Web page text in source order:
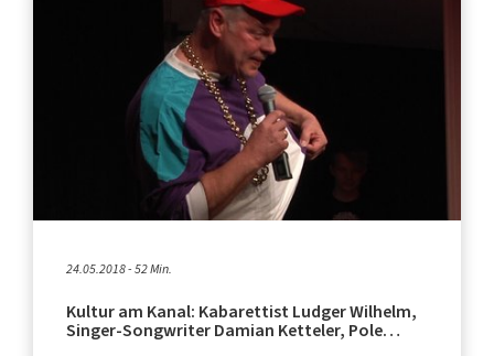
24.05.2018 - 52 Min.
Kultur am Kanal: Kabarettist Ludger Wilhelm,
Singer-Songwriter Damian Ketteler, Pole